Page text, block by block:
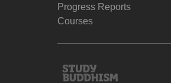
Progress Reports
Courses
Study